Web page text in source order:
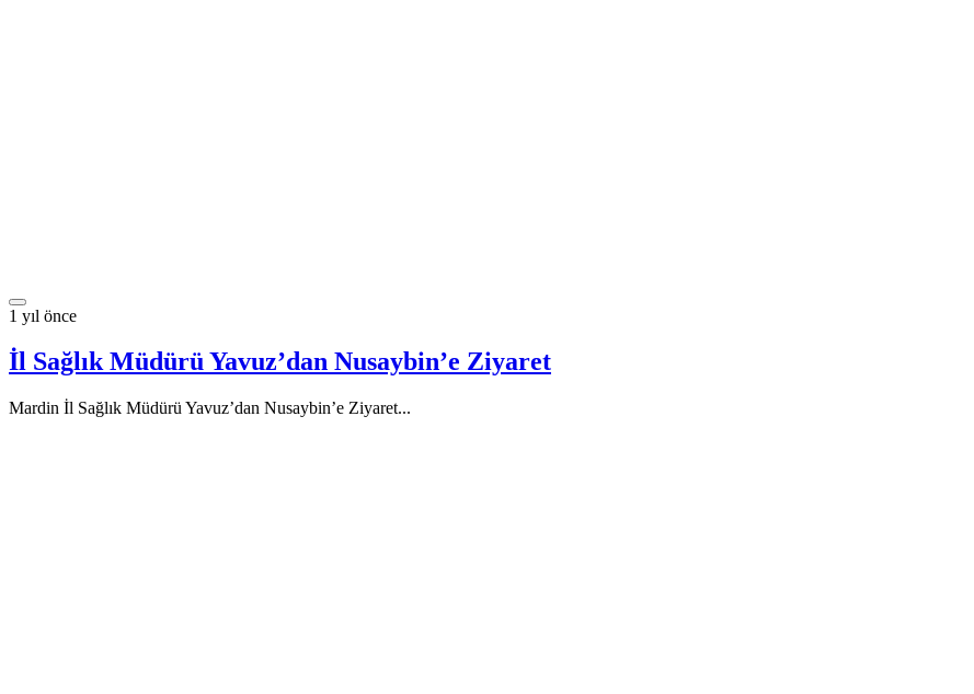
1 yıl önce
İl Sağlık Müdürü Yavuz’dan Nusaybin’e Ziyaret
Mardin İl Sağlık Müdürü Yavuz’dan Nusaybin’e Ziyaret...